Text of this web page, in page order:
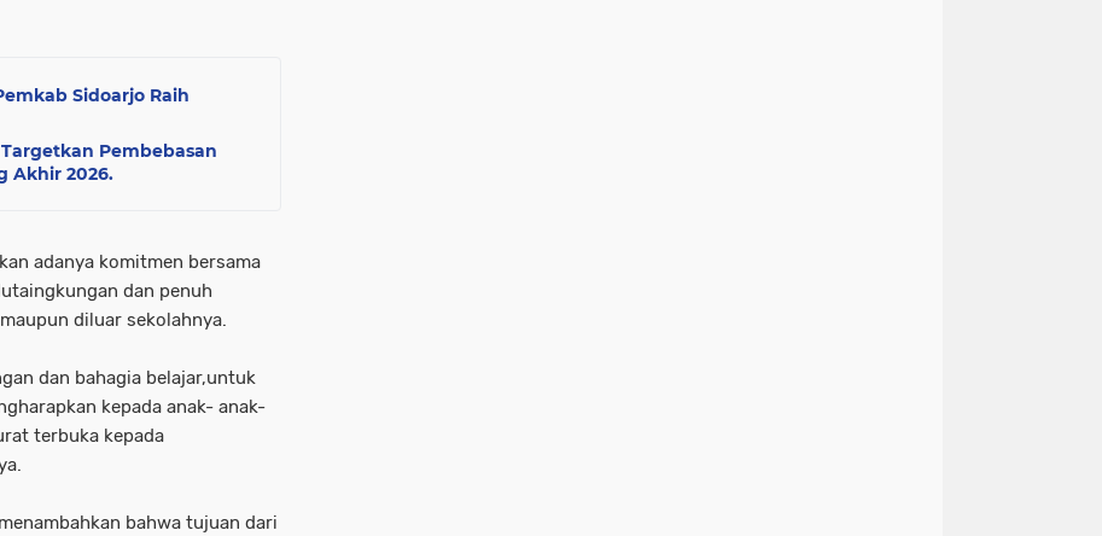
Sidoarjo Raih
Pembebasan
Akhir 2026.
adanya komitmen bersama
dan penuh
diluar sekolahnya.
dan bahagia belajar,untuk
kepada anak- anak-
terbuka kepada
bahwa tujuan dari